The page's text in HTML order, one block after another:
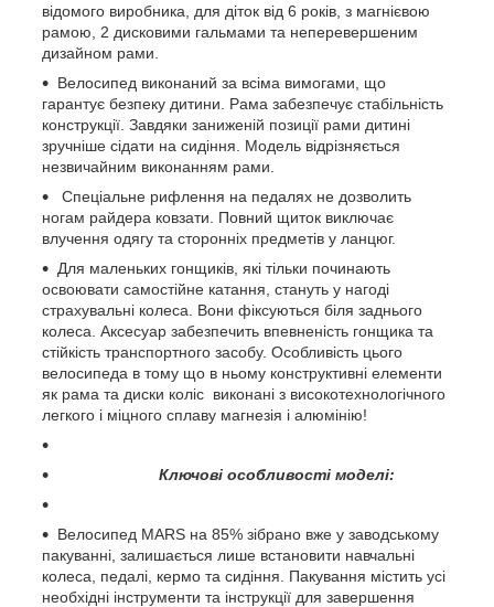
відомого виробника, для діток від 6 років, з магнієвою
рамою, 2 дисковими гальмами та неперевершеним
дизайном рами.
Велосипед виконаний за всіма вимогами, що
гарантує безпеку дитини. Рама забезпечує стабільність
конструкції. Завдяки заниженій позиції рами дитині
зручніше сідати на сидіння. Модель відрізняється
незвичайним виконанням рами.
Спеціальне рифлення на педалях не дозволить
ногам райдера ковзати. Повний щиток виключає
влучення одягу та сторонніх предметів у ланцюг.
Для маленьких гонщиків, які тільки починають
освоювати самостійне катання, стануть у нагоді
страхувальні колеса. Вони фіксуються біля заднього
колеса. Аксесуар забезпечить впевненість гонщика та
стійкість транспортного засобу. Особливість цього
велосипеда в тому що в ньому конструктивні елементи
як рама та диски коліс виконані з високотехнологічного
легкого і міцного сплаву магнезія і алюмінію!
Ключові особливості моделі:
Велосипед MARS на 85% зібрано вже у заводському
пакуванні, залишається лише встановити навчальні
колеса, педалі, кермо та сидіння. Пакування містить усі
необхідні інструменти та інструкції для завершення